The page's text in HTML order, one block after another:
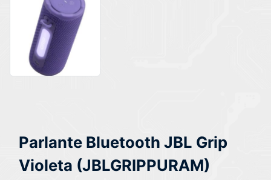
Parlante Bluetooth JBL Grip
Violeta (JBLGRIPPURAM)